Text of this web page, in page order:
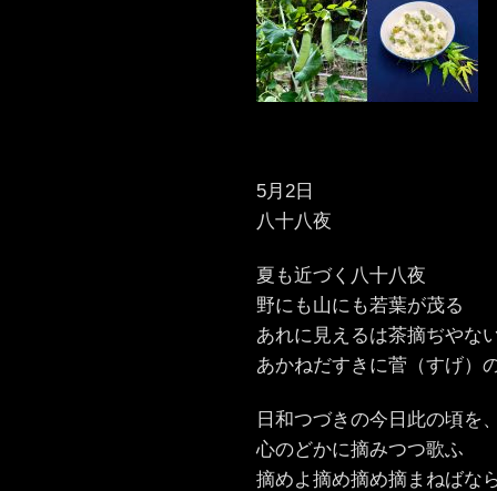
5月2日
八十八夜
夏も近づく八十八夜
野にも山にも若葉が茂る
あれに見えるは茶摘ぢやな
あかねだすきに菅（すげ）
日和つづきの今日此の頃を
心のどかに摘みつつ歌ふ
摘めよ摘め摘め摘まねばな